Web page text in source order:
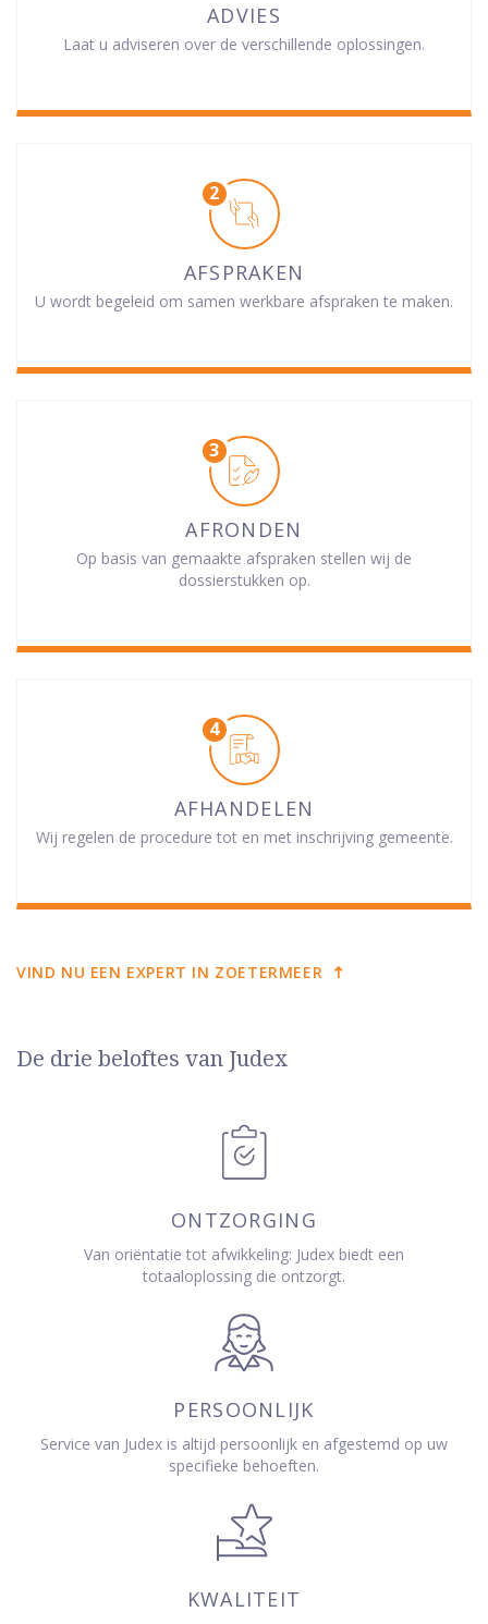
ADVIES
Laat u adviseren over de verschillende oplossingen.
AFSPRAKEN
U wordt begeleid om samen werkbare afspraken te maken.
AFRONDEN
Op basis van gemaakte afspraken stellen wij de
dossierstukken op.
AFHANDELEN
Wij regelen de procedure tot en met inschrijving gemeente.
VIND NU EEN EXPERT IN ZOETERMEER
De drie beloftes van Judex
ONTZORGING
Van oriëntatie tot afwikkeling: Judex biedt een
totaaloplossing die ontzorgt.
PERSOONLIJK
Service van Judex is altijd persoonlijk en afgestemd op uw
specifieke behoeften.
KWALITEIT